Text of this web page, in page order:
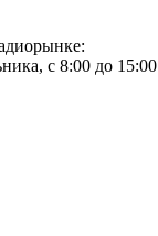
с 8:00 до 15:00